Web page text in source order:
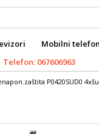
Mobilni
Telefon: 067606963
P0420SUD0